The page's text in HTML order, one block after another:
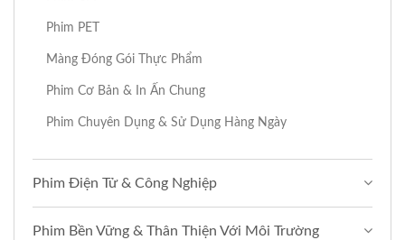
Phim PET
Màng Đóng Gói Thực Phẩm
Phim Cơ Bản & In Ấn Chung
Phim Chuyên Dụng & Sử Dụng Hàng Ngày
Phim Điện Tử & Công Nghiệp
Phim Bền Vững & Thân Thiện Với Môi Trường